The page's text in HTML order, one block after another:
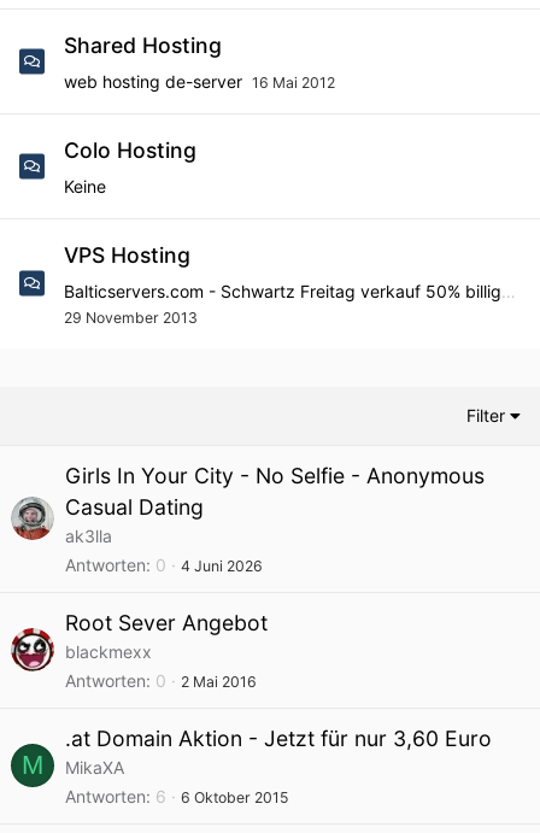
Shared Hosting
web hosting de-server 16 Mai 2012
Colo Hosting
Keine
VPS Hosting
Balticservers.com - Schwartz Freitag verkauf 50% billiger!
29 November 2013
Filter
Girls In Your City - No Selfie - Anonymous
Casual Dating
ak3lla
Antworten 0 4 Juni 2026
Root Sever Angebot
blackmexx
Antworten 0 2 Mai 2016
M
.at Domain Aktion - Jetzt für nur 3,60 Euro
MikaXA
Antworten 6 6 Oktober 2015